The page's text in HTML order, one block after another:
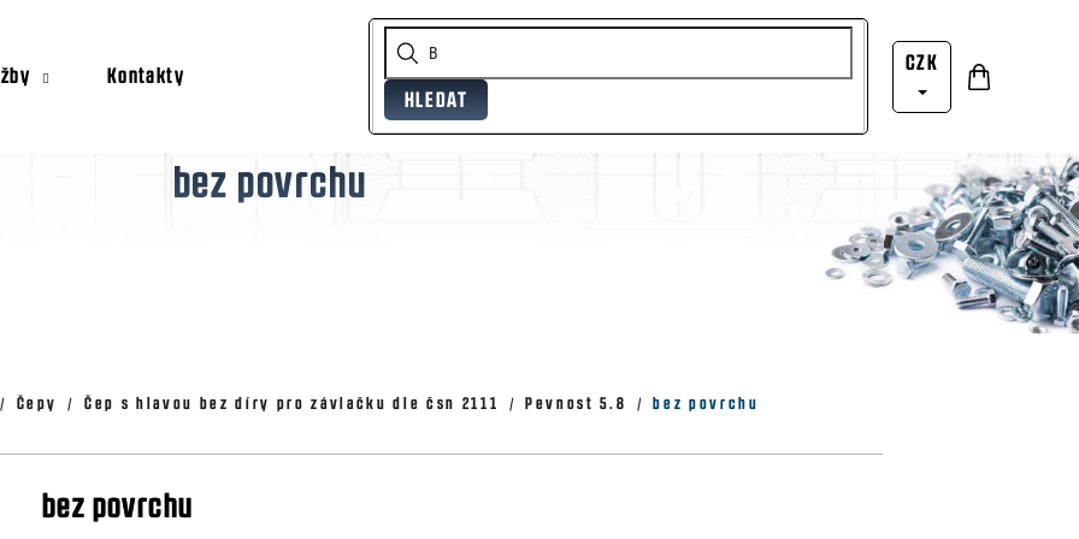
Kontakty
HLEDAT
CZK
Přihlášení
Nákupní
košík
bez povrchu
Čepy Čep s hlavou bez díry pro závlačku dle čsn 2111 Pevnost 5.8 bez povrchu
bez povrchu
Doporučujeme